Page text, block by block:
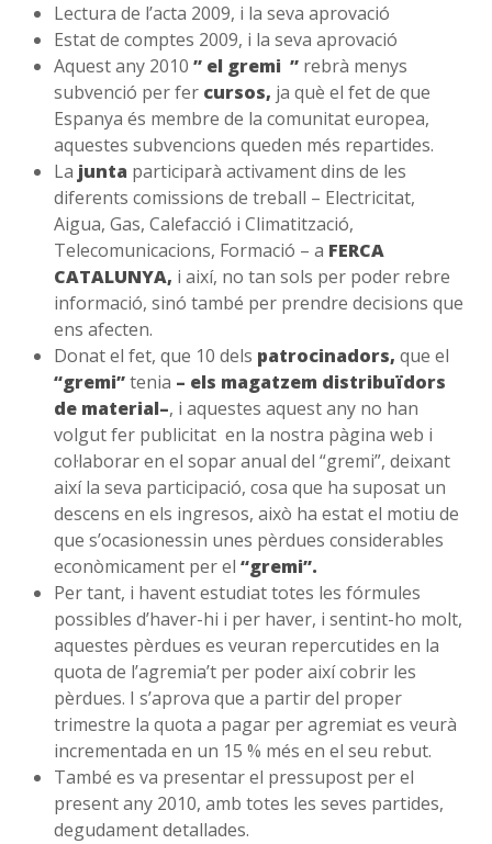
Lectura de l’acta 2009, i la seva aprovació
Estat de comptes 2009, i la seva aprovació
Aquest any 2010 ” el gremi ” rebrà menys
subvenció per fer cursos, ja què el fet de que
Espanya és membre de la comunitat europea,
aquestes subvencions queden més repartides.
La junta participarà activament dins de les
diferents comissions de treball – Electricitat,
Aigua, Gas, Calefacció i Climatització,
Telecomunicacions, Formació – a FERCA
CATALUNYA, i així, no tan sols per poder rebre
informació, sinó també per prendre decisions que
ens afecten.
Donat el fet, que 10 dels patrocinadors, que el
“gremi”tenia – els magatzem distribuïdors
de material–, i aquestes aquest any no han
volgut fer publicitat en la nostra pàgina web i
col·laborar en el sopar anual del “gremi”, deixant
així la seva participació, cosa que ha suposat un
descens en els ingresos, això ha estat el motiu de
que s’ocasionessin unes pèrdues considerables
econòmicament per el “gremi”.
Per tant, i havent estudiat totes les fórmules
possibles d’haver-hi i per haver, i sentint-ho molt,
aquestes pèrdues es veuran repercutides en la
quota de l’agremia’t per poder així cobrir les
pèrdues. I s’aprova que a partir del proper
trimestre la quota a pagar per agremiat es veurà
incrementada en un 15 % més en el seu rebut.
També es va presentar el pressupost per el
present any 2010, amb totes les seves partides,
degudament detallades.